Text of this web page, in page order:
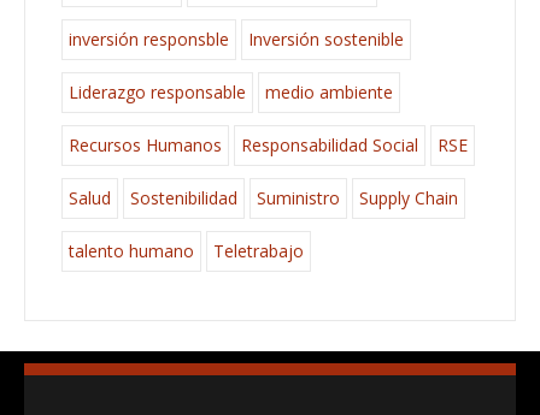
inversión responsble Inversión sostenible
Liderazgo responsable medio ambiente
Recursos Humanos Responsabilidad Social RSE
Salud Sostenibilidad Suministro Supply Chain
talento humano Teletrabajo